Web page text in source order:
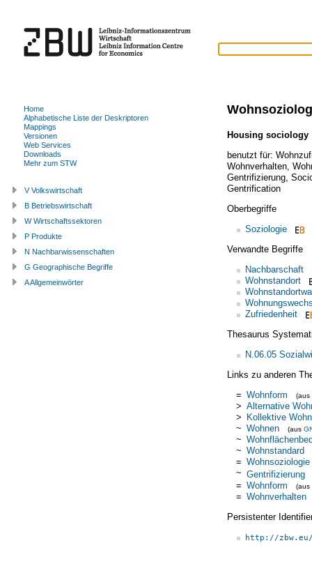
Housing sociology
benutzt für:
Wohnverhalten,
Gentrifizierung,
Gentrification
Oberbegriffe
Soziologie
Verwandte Begriffe
Nachbarschaft
Wohnstandort
Zufriedenheit
Thesaurus
N.06.05
Links zu anderen
= Wohnform (aus
> Alternative
> Kollektive
~ Wohnen (aus
~
~ Wohnstandard
= Wohnsoziologie
~ Gentrifizierung
= Wohnform (aus
= Wohnverhalten
Persistenter
http://
Home
Alphabetische Liste der Deskriptoren
Mappings
Versionen
Web Services
Downloads
Mehr zum STW
V Volkswirtschaft
B Betriebswirtschaft
W Wirtschaftssektoren
P Produkte
N Nachbarwissenschaften
G Geographische Begriffe
A Allgemeinwörter